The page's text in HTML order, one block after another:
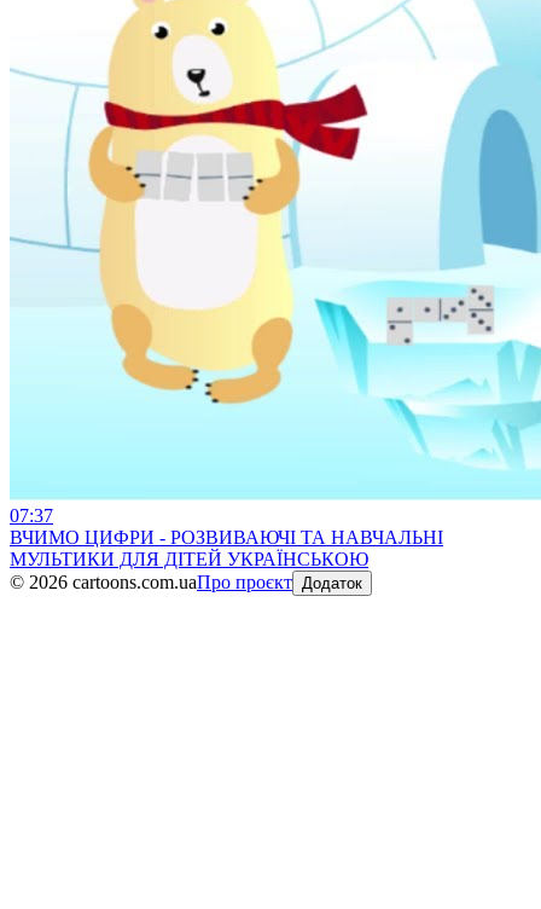
07:37
ВЧИМО ЦИФРИ - РОЗВИВАЮЧІ ТА НАВЧАЛЬНІ
МУЛЬТИКИ ДЛЯ ДІТЕЙ УКРАЇНСЬКОЮ
© 2026 cartoons.com.uaПро проєкт Додаток